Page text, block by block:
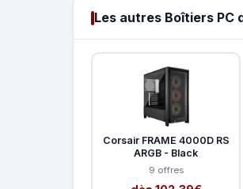
Les autres Boîtiers PC
Corsair FRAME 4000D RS
ARGB - Black
9 offres